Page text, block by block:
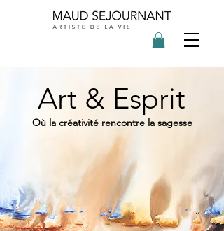
Art & Esprit
Où la créativité rencontre la sagesse